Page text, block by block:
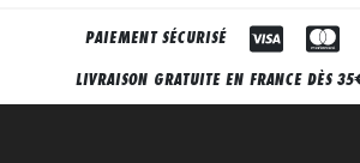
PAIEMENT SÉCURISÉ
LIVRAISON GRATUITE EN FRANCE DÈS 35